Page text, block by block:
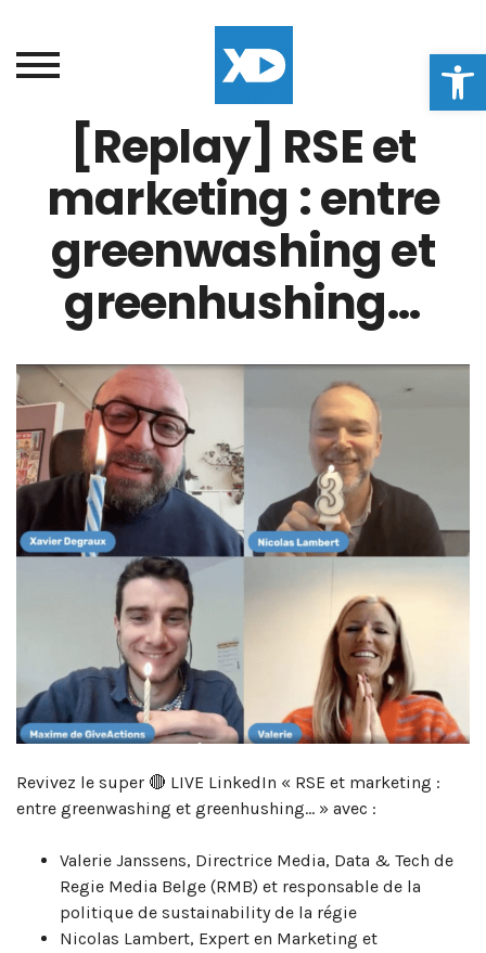
Ouvrir
[Replay] RSE et
marketing : entre
greenwashing et
greenhushing…
Revivez le super 🔴 LIVE LinkedIn « RSE et marketing :
entre greenwashing et greenhushing… » avec :
Valerie Janssens, Directrice Media, Data & Tech de
Regie Media Belge (RMB) et responsable de la
politique de sustainability de la régie
Nicolas Lambert, Expert en Marketing et